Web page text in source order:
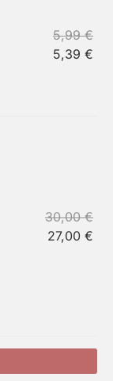
5,99€
5,39 €
30,00€
27,00 €